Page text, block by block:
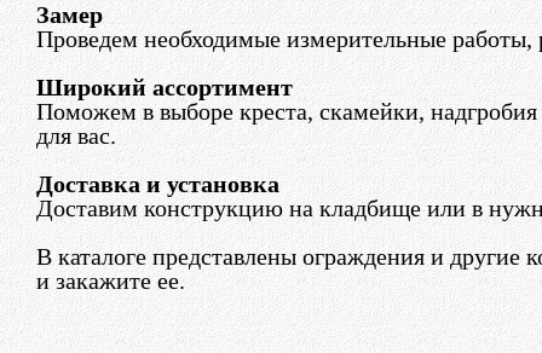
Замер
Проведем необходимые измерительные работы,
Широкий ассортимент
Поможем в выборе креста, скамейки,
для вас.
Доставка и установка
Доставим конструкцию на кладбище или в
В каталоге представлены ограждения и
и закажите ее.